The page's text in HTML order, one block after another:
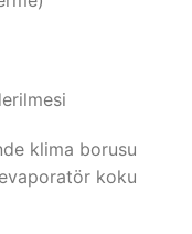
klima borusu
koku